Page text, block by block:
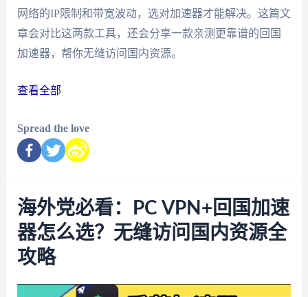
网络的IP限制和带宽波动，选对加速器才能解决。这篇文
章会对比这两款工具，还会分享一款亲测更靠谱的回国
加速器，帮你无缝访问国内资源。
查看全部
Spread the love
海外党必看：PC VPN+回国加速
器怎么选？无缝访问国内资源全
攻略